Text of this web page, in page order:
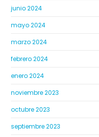
junio 2024
mayo 2024
marzo 2024
febrero 2024
enero 2024
noviembre 2023
octubre 2023
septiembre 2023